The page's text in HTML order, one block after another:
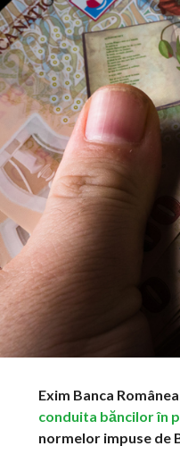
Exim Banca
conduita băncilor în
normelor impuse de